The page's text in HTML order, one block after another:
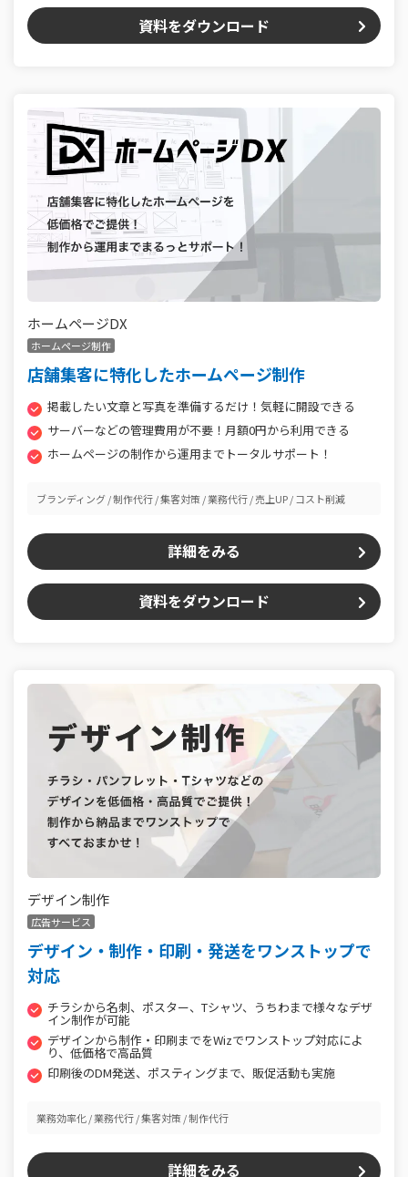
資料をダウンロード
ホームページDX
ホームページ制作
店舗集客に特化したホームページ制作
掲載したい文章と写真を準備するだけ！気軽に開設できる
サーバーなどの管理費用が不要！月額0円から利用できる
ホームページの制作から運用までトータルサポート！
ブランディング 制作代行 集客対策 業務代行 売上UP コスト削減
詳細をみる
資料をダウンロード
デザイン制作
広告サービス
デザイン・制作・印刷・発送をワンストップで
対応
チラシから名刺、ポスター、Tシャツ、うちわまで様々なデザ
イン制作が可能
デザインから制作・印刷までをWizでワンストップ対応によ
り、低価格で高品質
印刷後のDM発送、ポスティングまで、販促活動も実施
業務効率化 業務代行 集客対策 制作代行
詳細をみる